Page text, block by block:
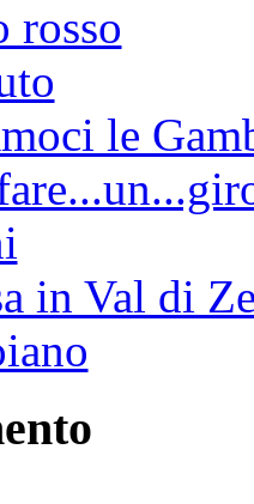
rosso
le
in Val di